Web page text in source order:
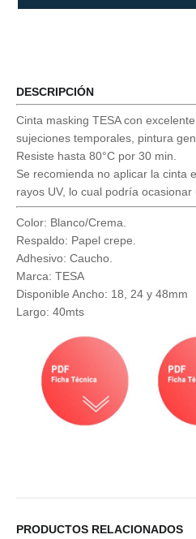
DESCRIPCIÓN
Cinta masking TESA con
sujeciones temporales, pintura
Resiste hasta 80°C por 30 min.
Se recomienda no aplicar la cinta
rayos UV, lo cual podría ocasionar
Color: Blanco/Crema.
Respaldo: Papel crepe.
Adhesivo: Caucho.
Marca: TESA
Disponible Ancho: 18, 24 y 48mm
Largo: 40mts
PRODUCTOS RELACIONADOS